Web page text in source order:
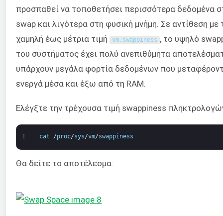
προσπαθεί να τοποθετήσει περισσότερα δεδομένα
swap και λιγότερα στη φυσική μνήμη. Σε αντίθεση με
χαμηλή έως μέτρια τιμή
vm. swappiness , το υψηλό
του συστήματος έχει πολύ ανεπιθύμητα
υπάρχουν μεγάλα φορτία δεδομένων που
ενεργά μέσα και έξω από τη RAM.
Ελέγξτε την τρέχουσα τιμή swappiness
1 cat /proc/sys/vm/swappiness
Θα δείτε το αποτέλεσμα: